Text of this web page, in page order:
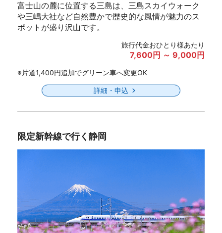
富士山の麓に位置する三島は、三島スカイウォーク
や三嶋大社など自然豊かで歴史的な風情が魅力のス
ポットが盛り沢山です。
旅行代金おひとり様あたり
7,600円 ～ 9,000円
※片道1,400円追加でグリーン車へ変更OK
詳細・申込
限定新幹線で行く静岡